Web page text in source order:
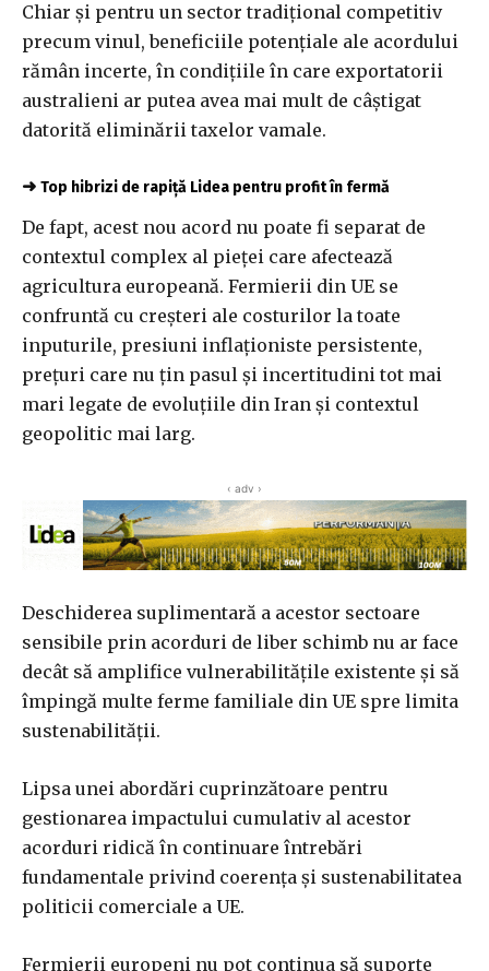
Chiar și pentru un sector tradițional competitiv
precum vinul, beneficiile potențiale ale acordului
rămân incerte, în condițiile în care exportatorii
australieni ar putea avea mai mult de câștigat
datorită eliminării taxelor vamale.
➜ Top hibrizi de rapiță Lidea pentru profit în fermă
De fapt, acest nou acord nu poate fi separat de
contextul complex al pieței care afectează
agricultura europeană. Fermierii din UE se
confruntă cu creșteri ale costurilor la toate
inputurile, presiuni inflaționiste persistente,
prețuri care nu țin pasul și incertitudini tot mai
mari legate de evoluțiile din Iran și contextul
geopolitic mai larg.
‹ adv ›
Deschiderea suplimentară a acestor sectoare
sensibile prin acorduri de liber schimb nu ar face
decât să amplifice vulnerabilitățile existente și să
împingă multe ferme familiale din UE spre limita
sustenabilității.
Lipsa unei abordări cuprinzătoare pentru
gestionarea impactului cumulativ al acestor
acorduri ridică în continuare întrebări
fundamentale privind coerența și sustenabilitatea
politicii comerciale a UE.
Fermierii europeni nu pot continua să suporte